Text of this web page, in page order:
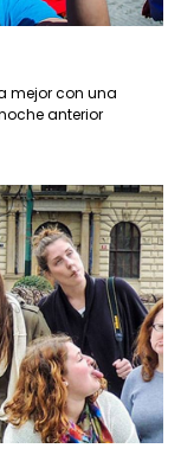
mejor con una
anterior